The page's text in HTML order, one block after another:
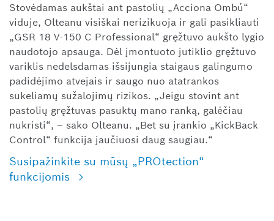
Stovėdamas aukštai ant pastolių „Acciona Ombú“
viduje, Olteanu visiškai nerizikuoja ir gali pasikliauti
„GSR 18 V-150 C Professional“ gręžtuvo aukšto lygio
naudotojo apsauga. Dėl įmontuoto jutiklio gręžtuvo
variklis nedelsdamas išsijungia staigaus galingumo
padidėjimo atvejais ir saugo nuo atatrankos
sukeliamų sužalojimų rizikos. „Jeigu stovint ant
pastolių gręžtuvas pasuktų mano ranką, galėčiau
nukristi“, – sako Olteanu. „Bet su įrankio „KickBack
Control“ funkcija jaučiuosi daug saugiau.“
Susipažinkite su mūsų „PROtection“
funkcijomis